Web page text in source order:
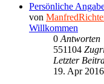
Persönliche
von
Willkommen
0 Antworten
551104
Letzter
19. Apr